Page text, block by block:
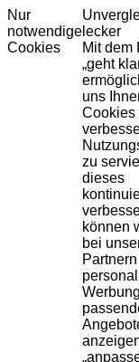
Nur
notwendige
Cookies
lecker
Mit dem
„geht
uns
Cookies
zu
dieses
können
bei
Partnern